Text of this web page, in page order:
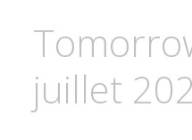
juillet